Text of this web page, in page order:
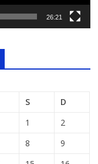
26:21
S
D
1
2
8
9